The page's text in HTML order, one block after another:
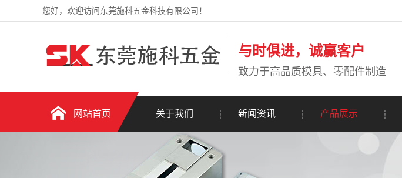
您好，欢迎访问东莞施科五金科技有限公司！
与时俱进，诚赢客户
致力于高品质模具、零配件制造
网站首页 关于我们 新闻资讯 产品展示